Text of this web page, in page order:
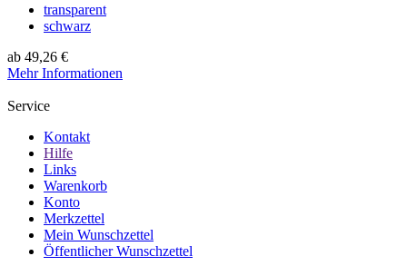
transparent
schwarz
ab 49,26 €
Mehr Informationen
Service
Kontakt
Hilfe
Links
Warenkorb
Konto
Merkzettel
Mein Wunschzettel
Öffentlicher Wunschzettel